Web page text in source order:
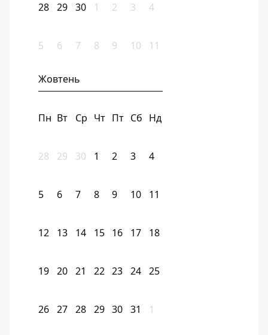
28 29 30 1 2 3 4
5 6 7 8 9 10 11
Жовтень
Пн Вт Ср Чт Пт Сб Нд
28 29 30 1 2 3 4
5 6 7 8 9 10 11
12 13 14 15 16 17 18
19 20 21 22 23 24 25
26 27 28 29 30 31 1